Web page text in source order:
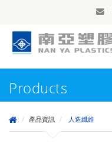
Products
產品資訊 人造纖維